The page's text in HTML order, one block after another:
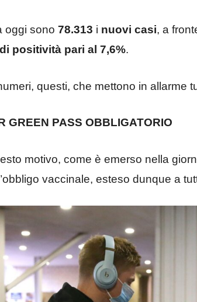
oggi sono 78.313 i nuovi casi, a
positività pari al 7,6%.
questi, che mettono in allarme
GREEN PASS OBBLIGATORIO
motivo, come è emerso nella
vaccinale, esteso dunque a